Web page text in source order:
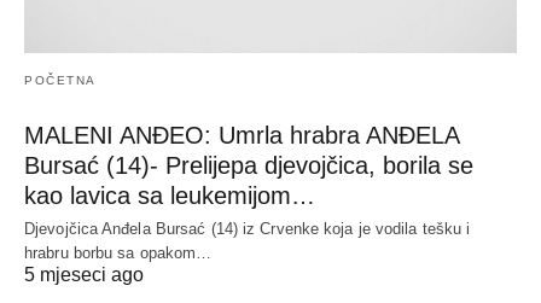
POČETNA
MALENI ANĐEO: Umrla hrabra ANĐELA
Bursać (14)- Prelijepa djevojčica, borila se
kao lavica sa leukemijom…
Djevojčica Anđela Bursać (14) iz Crvenke koja je vodila tešku i
hrabru borbu sa opakom…
5 mjeseci ago